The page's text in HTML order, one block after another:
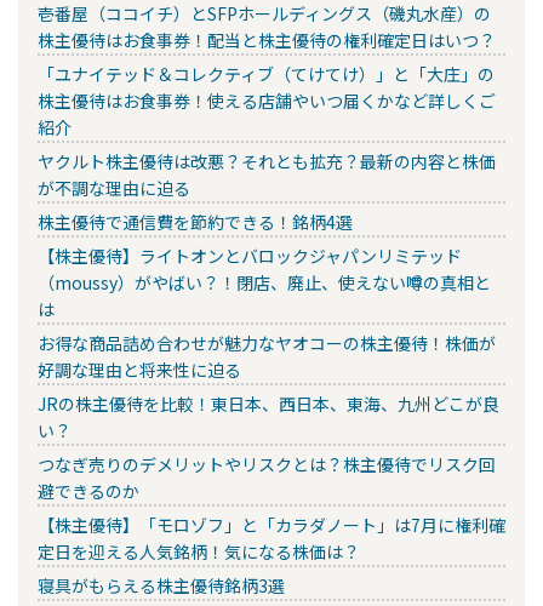
壱番屋（ココイチ）とSFPホールディングス（磯丸水産）の
株主優待はお食事券！配当と株主優待の権利確定日はいつ？
「ユナイテッド＆コレクティブ（てけてけ）」と「大庄」の
株主優待はお食事券！使える店舗やいつ届くかなど詳しくご
紹介
ヤクルト株主優待は改悪？それとも拡充？最新の内容と株価
が不調な理由に迫る
株主優待で通信費を節約できる！銘柄4選
【株主優待】ライトオンとバロックジャパンリミテッド
（moussy）がやばい？！閉店、廃止、使えない噂の真相と
は
お得な商品詰め合わせが魅力なヤオコーの株主優待！株価が
好調な理由と将来性に迫る
JRの株主優待を比較！東日本、西日本、東海、九州どこが良
い？
つなぎ売りのデメリットやリスクとは？株主優待でリスク回
避できるのか
【株主優待】「モロゾフ」と「カラダノート」は7月に権利確
定日を迎える人気銘柄！気になる株価は？
寝具がもらえる株主優待銘柄3選